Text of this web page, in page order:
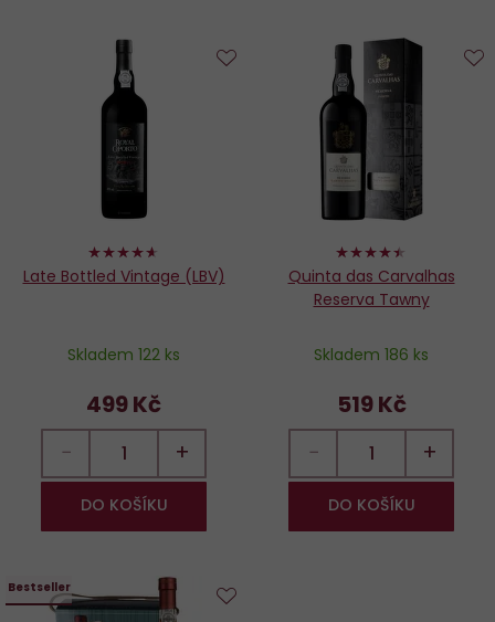
92%
Late Bottled Vintage (LBV)
Skladem 122 ks
499 Kč
− +
DO KOŠÍKU
oblíbených
88%
Quinta das Carvalhas
Reserva Tawny
Skladem 186 ks
519 Kč
− +
DO KOŠÍKU
Bestseller